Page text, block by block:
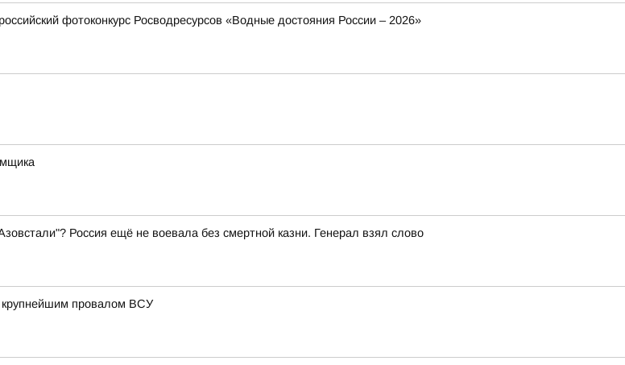
фотоконкурс Росводресурсов «Водные достояния России – 2026»
Россия ещё не воевала без смертной казни. Генерал взял слово
крупнейшим провалом ВСУ